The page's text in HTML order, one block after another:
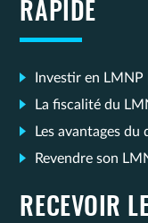
RAPIDE
Investir en
La fiscalité du
Les avantages
Revendre son
RECEVOIR